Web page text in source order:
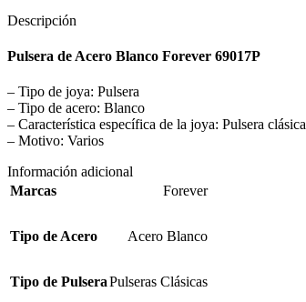
Descripción
Pulsera de Acero Blanco Forever 69017P
– Tipo de joya: Pulsera
– Tipo de acero: Blanco
– Característica específica de la joya: Pulsera clásica
– Motivo: Varios
Información adicional
Marcas
Forever
Tipo de Acero Acero Blanco
Tipo de PulseraPulseras Clásicas